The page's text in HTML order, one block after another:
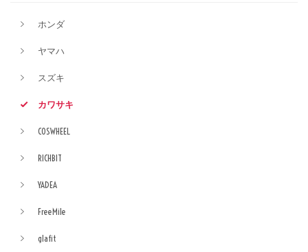
ホンダ
ヤマハ
スズキ
カワサキ
COSWHEEL
RICHBIT
YADEA
FreeMile
glafit